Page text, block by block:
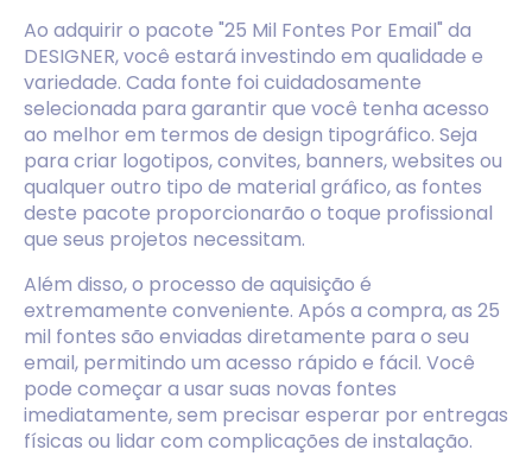
Ao adquirir o pacote "25 Mil Fontes Por Email" da
DESIGNER, você estará investindo em qualidade e
variedade. Cada fonte foi cuidadosamente
selecionada para garantir que você tenha acesso
ao melhor em termos de design tipográfico. Seja
para criar logotipos, convites, banners, websites ou
qualquer outro tipo de material gráfico, as fontes
deste pacote proporcionarão o toque profissional
que seus projetos necessitam.
Além disso, o processo de aquisição é
extremamente conveniente. Após a compra, as 25
mil fontes são enviadas diretamente para o seu
email, permitindo um acesso rápido e fácil. Você
pode começar a usar suas novas fontes
imediatamente, sem precisar esperar por entregas
físicas ou lidar com complicações de instalação.